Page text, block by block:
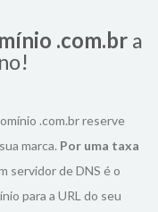
.com.br a
.com.br reserve
marca. Por uma taxa
servidor de DNS é o
para a URL do seu